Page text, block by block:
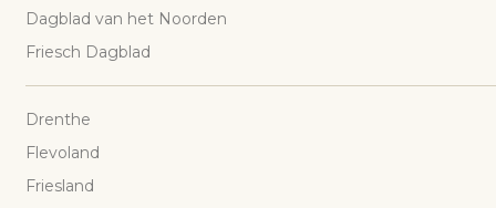
Dagblad van het Noorden
Friesch Dagblad
Drenthe
Flevoland
Friesland